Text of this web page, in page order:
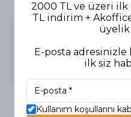
0.5 mm
İğne uç
2000 TL ve üzeri ilk
TL indirim +
üyelik
E-posta adresinizle
ilk siz
Kullanım koşullarını